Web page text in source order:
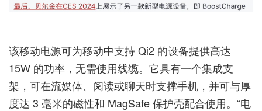
该移动电源可为移动中支持 Qi2 的设备提供高达
15W 的功率，无需使用线缆。它具有一个集成支
架，可在流媒体、阅读或聊天时支撑手机，并可与厚
度达 3 毫米的磁性和 MagSafe 保护壳配合使用。“电